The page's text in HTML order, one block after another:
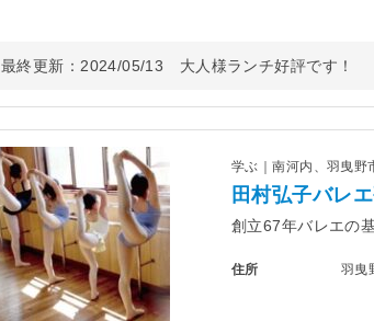
最終更新： 2024/05/13 大人様ランチ好評です！
学ぶ｜南河内、羽曳野
田村弘子バレ
創立67年バレエの
住所 羽曳